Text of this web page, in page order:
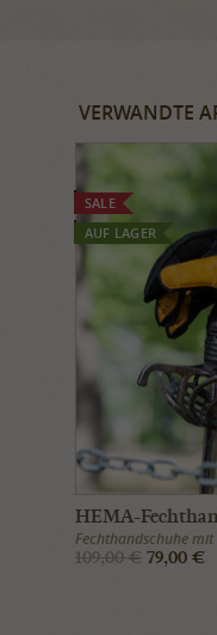
VERWANDTE
SALE
AUF LAGER
HEMA-
Fechthandschuhe
109,00 € 79,00 €